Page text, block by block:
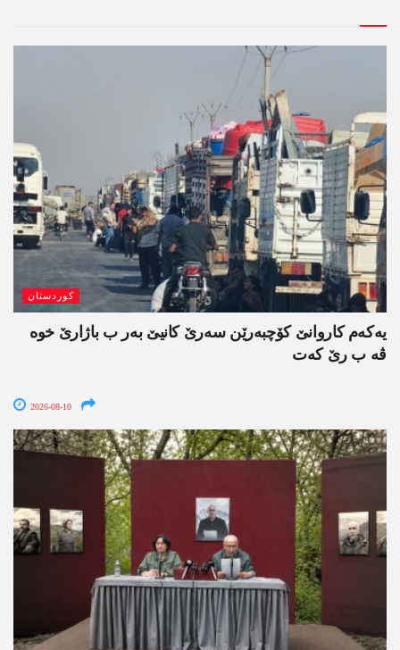
کوردستان
یەکەم کاروانێ کۆچبەرێن سەرێ کانیێ بەر ب باژارێ خوە
ڤە ب رێ کەت
2026-08-10